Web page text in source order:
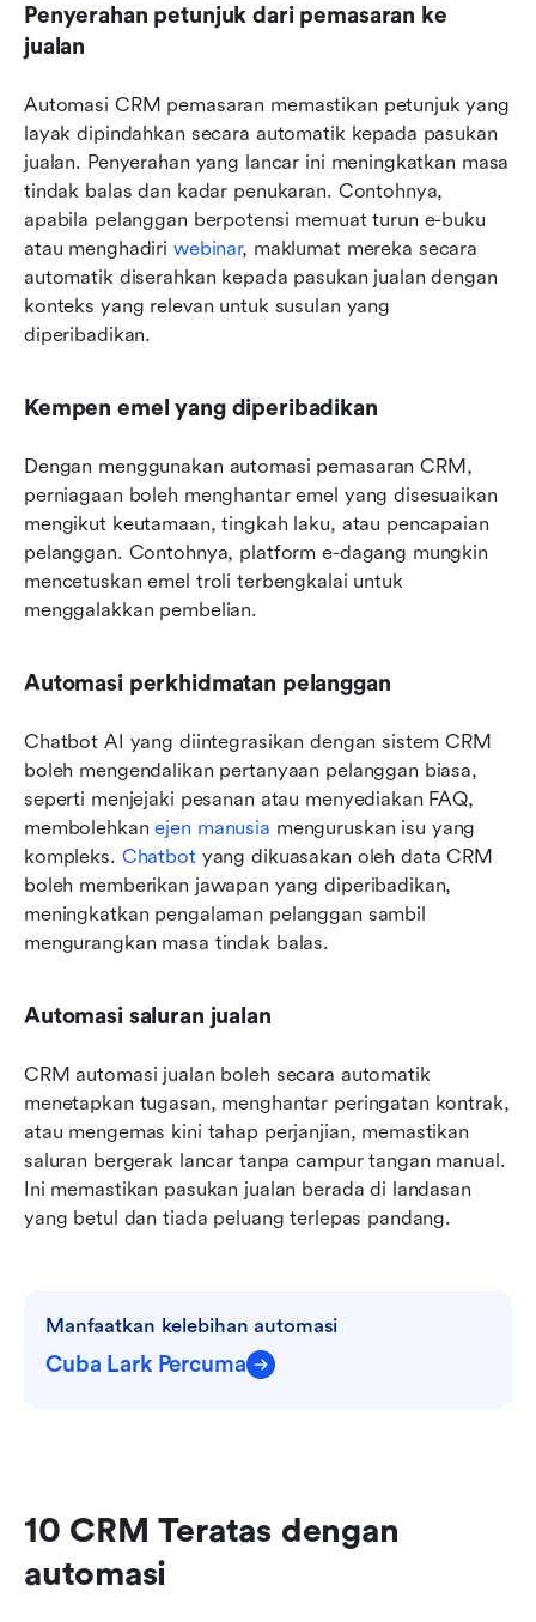
Penyerahan petunjuk dari pemasaran ke
jualan
Automasi CRM pemasaran memastikan petunjuk yang
layak dipindahkan secara automatik kepada pasukan
jualan. Penyerahan yang lancar ini meningkatkan masa
tindak balas dan kadar penukaran. Contohnya,
apabila pelanggan berpotensi memuat turun e-buku
atau menghadiri webinar, maklumat mereka secara
automatik diserahkan kepada pasukan jualan dengan
konteks yang relevan untuk susulan yang
diperibadikan.
Kempen emel yang diperibadikan
Dengan menggunakan automasi pemasaran CRM,
perniagaan boleh menghantar emel yang disesuaikan
mengikut keutamaan, tingkah laku, atau pencapaian
pelanggan. Contohnya, platform e-dagang mungkin
mencetuskan emel troli terbengkalai untuk
menggalakkan pembelian.
Automasi perkhidmatan pelanggan
Chatbot AI yang diintegrasikan dengan sistem CRM
boleh mengendalikan pertanyaan pelanggan biasa,
seperti menjejaki pesanan atau menyediakan FAQ,
membolehkan ejen manusia menguruskan isu yang
kompleks. Chatbot yang dikuasakan oleh data CRM
boleh memberikan jawapan yang diperibadikan,
meningkatkan pengalaman pelanggan sambil
mengurangkan masa tindak balas.
Automasi saluran jualan
CRM automasi jualan boleh secara automatik
menetapkan tugasan, menghantar peringatan kontrak,
atau mengemas kini tahap perjanjian, memastikan
saluran bergerak lancar tanpa campur tangan manual.
Ini memastikan pasukan jualan berada di landasan
yang betul dan tiada peluang terlepas pandang.
Manfaatkan kelebihan automasi
Cuba Lark Percuma
10 CRM Teratas dengan
automasi